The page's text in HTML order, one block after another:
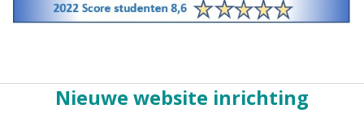
Nieuwe website inrichting